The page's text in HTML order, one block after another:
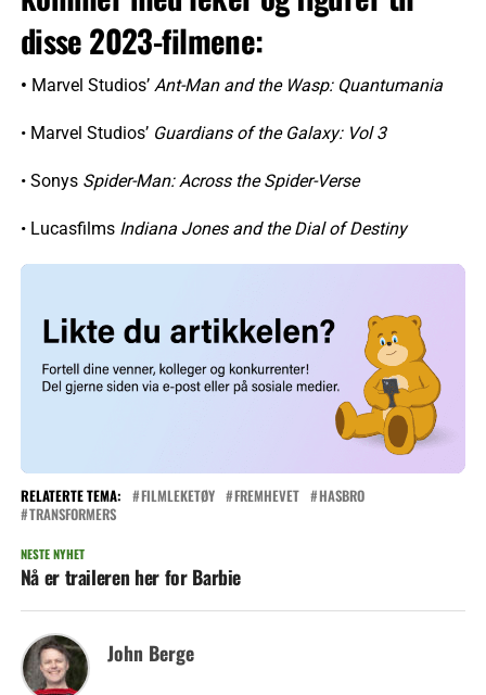
disse 2023-filmene:
• Marvel Studios’Ant-Man and the Wasp: Quantumania
• Marvel Studios’ Guardians of the Galaxy: Vol 3
• Sonys Spider-Man: Across the Spider-Verse
• Lucasfilms Indiana Jones and the Dial of Destiny
RELATERTE TEMA: FILMLEKETØY FREMHEVET
HASBRO
TRANSFORMERS
NESTE NYHET
Nå er traileren her for Barbie
John Berge